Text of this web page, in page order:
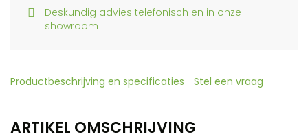
Deskundig advies telefonisch en in onze
showroom
Productbeschrijving en specificaties Stel een vraag
ARTIKEL OMSCHRIJVING